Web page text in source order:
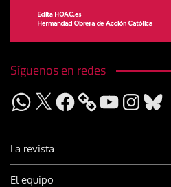
Síguenos en redes
WhatsApp
X Facebook YouTubeInstagram
Bluesky
La revista
El equipo